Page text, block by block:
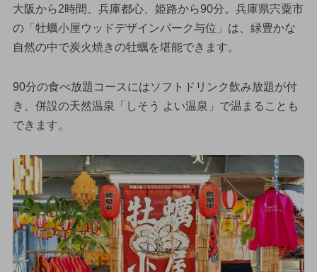
大阪から2時間、兵庫都心、姫路から90分。兵庫県宍粟市
の「牡蠣小屋ウッドデザインパーク与位」は、緑豊かな
自然の中で炭火焼きの牡蠣を堪能できます。
90分の食べ放題コースにはソフトドリンク飲み放題が付
き、併設の天然温泉「しそう よい温泉」で温まることも
できます。